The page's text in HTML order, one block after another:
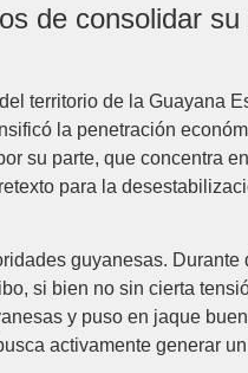
de consolidar su
territorio de la Guayana
la penetración
su parte, que concentra
para la
guyanesas. Durante
si bien no sin cierta
y puso en jaque
activamente generar